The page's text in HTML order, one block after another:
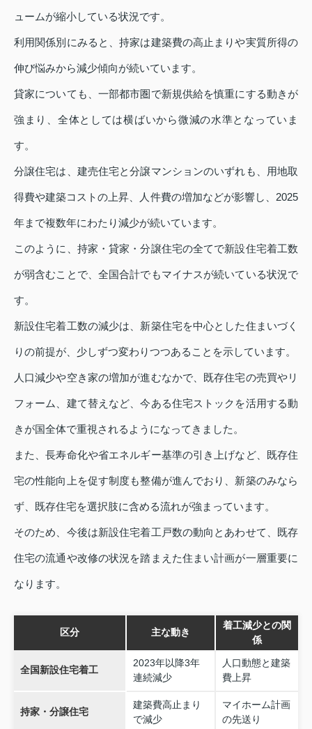
ュームが縮小している状況です。
利用関係別にみると、持家は建築費の高止まりや実質所得の
伸び悩みから減少傾向が続いています。
貸家についても、一部都市圏で新規供給を慎重にする動きが
強まり、全体としては横ばいから微減の水準となっていま
す。
分譲住宅は、建売住宅と分譲マンションのいずれも、用地取
得費や建築コストの上昇、人件費の増加などが影響し、2025
年まで複数年にわたり減少が続いています。
このように、持家・貸家・分譲住宅の全てで新設住宅着工数
が弱含むことで、全国合計でもマイナスが続いている状況で
す。
新設住宅着工数の減少は、新築住宅を中心とした住まいづく
りの前提が、少しずつ変わりつつあることを示しています。
人口減少や空き家の増加が進むなかで、既存住宅の売買やリ
フォーム、建て替えなど、今ある住宅ストックを活用する動
きが国全体で重視されるようになってきました。
また、長寿命化や省エネルギー基準の引き上げなど、既存住
宅の性能向上を促す制度も整備が進んでおり、新築のみなら
ず、既存住宅を選択肢に含める流れが強まっています。
そのため、今後は新設住宅着工戸数の動向とあわせて、既存
住宅の流通や改修の状況を踏まえた住まい計画が一層重要に
なります。
区分 主な動き
着工減少との関
係
全国新設住宅着工
2023年以降3年
連続減少
人口動態と建築
費上昇
持家・分譲住宅
建築費高止まり
で減少
マイホーム計画
の先送り